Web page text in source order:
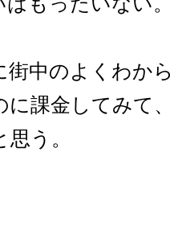
街中のよくわか
に課金してみて
う。